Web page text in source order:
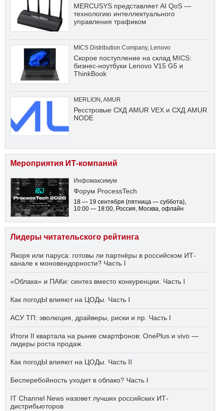
MERCUSYS представляет AI QoS —
технологию интеллектуального
управления трафиком
MICS Distribution Company, Lenovo
Скорое поступление на склад MICS:
бизнес-ноутбуки Lenovo V15 G5 и
ThinkBook
MERLION AMUR
Ресстровые СХД AMUR VEX и СХД AMUR
NODE
Мероприятия ИТ-компаний
Инфомаксимум
Форум ProcessTech
18 — 19 сентября (пятница — суббота),
10:00 — 18:00, Россия, Москва, офлайн
Лидеры читательского рейтинга
Якоря или паруса: готовы ли партнёры в российском ИТ-
канале к моновендорности? Часть I
«Облака» и ПАКи: синтез вместо конкуренции. Часть I
Как погодЫ влияют на ЦОДы. Часть I
АСУ ТП: эволюция, драйверы, риски и пр. Часть I
Итоги II квартала на рынке смартфонов: OnePlus и vivo —
лидеры роста продаж
Как погодЫ влияют на ЦОДы. Часть II
Бесперебойность уходит в облако? Часть I
IT Channel News назовет лучших российских ИТ-
дистрибьюторов